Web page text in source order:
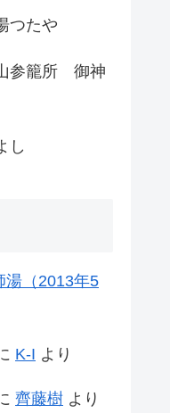
つたや
参籠所 御神
し
（2013年5
K-I より
齊藤樹 より